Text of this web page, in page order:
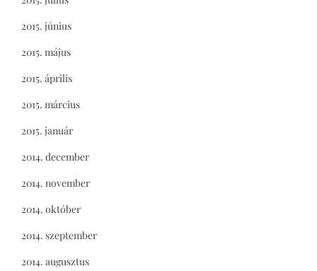
2015. június
2015. május
2015. április
2015. március
2015. január
2014. december
2014. november
2014. október
2014. szeptember
2014. augusztus